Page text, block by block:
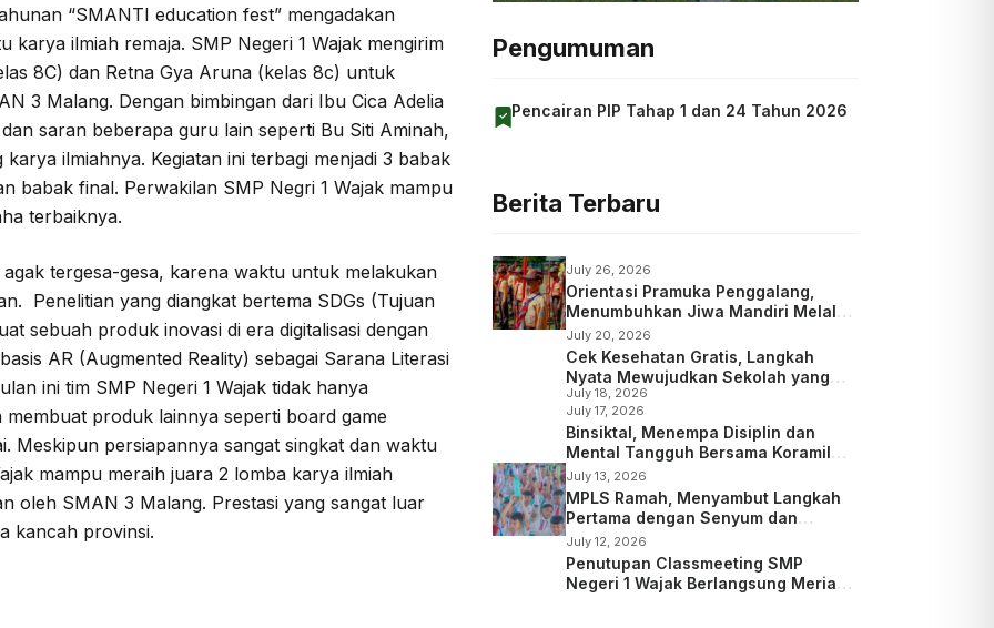
“SMANTI education fest” mengadakan
karya ilmiah remaja. SMP Negeri 1 Wajak mengirim
8C) dan Retna Gya Aruna (kelas 8c) untuk
3 Malang. Dengan bimbingan dari Ibu Cica Adelia
saran beberapa guru lain seperti Bu Siti Aminah,
ilmiahnya. Kegiatan ini terbagi menjadi 3 babak
babak final. Perwakilan SMP Negri 1 Wajak mampu
terbaiknya.
tergesa-gesa, karena waktu untuk melakukan
Penelitian yang diangkat bertema SDGs (Tujuan
sebuah produk inovasi di era digitalisasi dengan
AR (Augmented Reality) sebagai Sarana Literasi
ini tim SMP Negeri 1 Wajak tidak hanya
produk lainnya seperti board game
Meskipun persiapannya sangat singkat dan waktu
mampu meraih juara 2 lomba karya ilmiah
oleh SMAN 3 Malang. Prestasi yang sangat luar
kancah provinsi.
Pengumuman
Pencairan PIP Tahap 1 dan 24 Tahun 2026
Berita Terbaru
July 26, 2026
Orientasi Pramuka Penggalang,
Menumbuhkan Jiwa Mandiri Melalui
Kepramukaan
July 20, 2026
Cek Kesehatan Gratis, Langkah
Nyata Mewujudkan Sekolah yang
Peduli Kesehatan
July 18, 2026
July 17, 2026
Binsiktal, Menempa Disiplin dan
Mental Tangguh Bersama Koramil
Wajak
July 13, 2026
MPLS Ramah, Menyambut Langkah
Pertama dengan Senyum dan
Kepedulian
July 12, 2026
Penutupan Classmeeting SMP
Negeri 1 Wajak Berlangsung Meriah,